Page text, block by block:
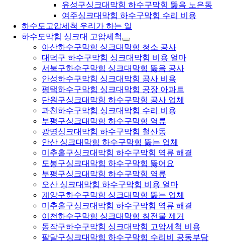
유성구싱크대막힘 하수구막힘 뚫음 노은동
여주싱크대막힘 하수구막힘 수리 비용
하수도고압세척 우리가 하는 일
하수도막힘 싱크대 고압세척
아산하수구막힘 싱크대막힘 청소 공사
대덕구 하수구막힘 싱크대막힘 비용 얼마
서북구하수구막힘 싱크대막힘 뚫음 공사
안성하수구막힘 싱크대막힘 공사 비용
평택하수구막힘 싱크대막힘 공장 아파트
단원구싱크대막힘 하수구막힘 공사 업체
과천하수구막힘 싱크대막힘 수리 비용
부평구싱크대막힘 하수구막힘 역류
광명싱크대막힘 하수구막힘 철산동
안산 싱크대막힘 하수구막힘 뚫는 업체
미추홀구싱크대막힘 하수구막힘 역류 해결
도봉구싱크대막힘 하수구막힘 뚫어요
부평구싱크대막힘 하수구막힘 역류
오산 싱크대막힘 하수구막힘 비용 얼마
계양구하수구막힘 싱크대막힘 뚫는 업체
미추홀구싱크대막힘 하수구막힘 역류 해결
이천하수구막힘 싱크대막힘 침전물 제거
동작구하수구막힘 싱크대막힘 고압세척 비용
팔달구싱크대막힘 하수구막힘 수리비 공동부담